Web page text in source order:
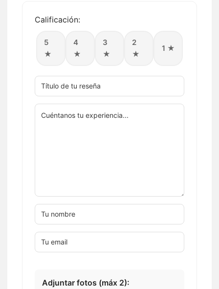
Calificación:
5
★
4
★
3
★
2
★
1 ★
Adjuntar fotos (máx 2):